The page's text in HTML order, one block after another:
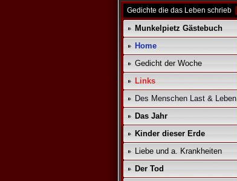
Gedichte die das Leben schrieb
Munkelpietz Gästebuch
Home
Gedicht der Woche
Links
Des Menschen Last & Leben
Das Jahr
Kinder dieser Erde
Liebe und a. Krankheiten
Der Tod